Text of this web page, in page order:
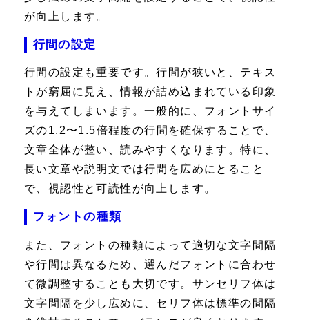
が向上します。
行間の設定
行間の設定も重要です。行間が狭いと、テキス
トが窮屈に見え、情報が詰め込まれている印象
を与えてしまいます。一般的に、フォントサイ
ズの1.2〜1.5倍程度の行間を確保することで、
文章全体が整い、読みやすくなります。特に、
長い文章や説明文では行間を広めにとること
で、視認性と可読性が向上します。
フォントの種類
また、フォントの種類によって適切な文字間隔
や行間は異なるため、選んだフォントに合わせ
て微調整することも大切です。サンセリフ体は
文字間隔を少し広めに、セリフ体は標準の間隔